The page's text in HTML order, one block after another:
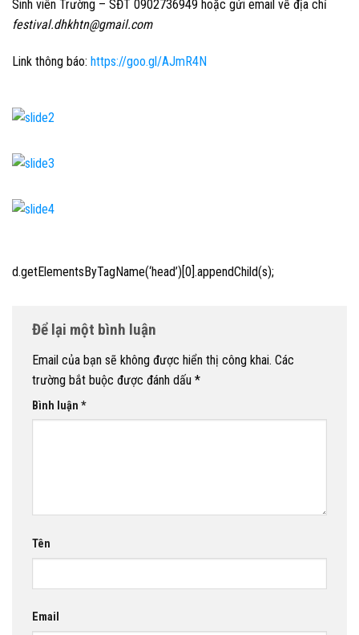
Sinh viên Trường – SĐT 0902736949 hoặc gửi email về địa chỉ
festival.dhkhtn@gmail.com
Link thông báo: https://goo.gl/AJmR4N
d.getElementsByTagName(‘head’)[0].appendChild(s);
Để lại một bình luận
Email của bạn sẽ không được hiển thị công khai. Các
trường bắt buộc được đánh dấu *
Bình luận *
Tên
Email